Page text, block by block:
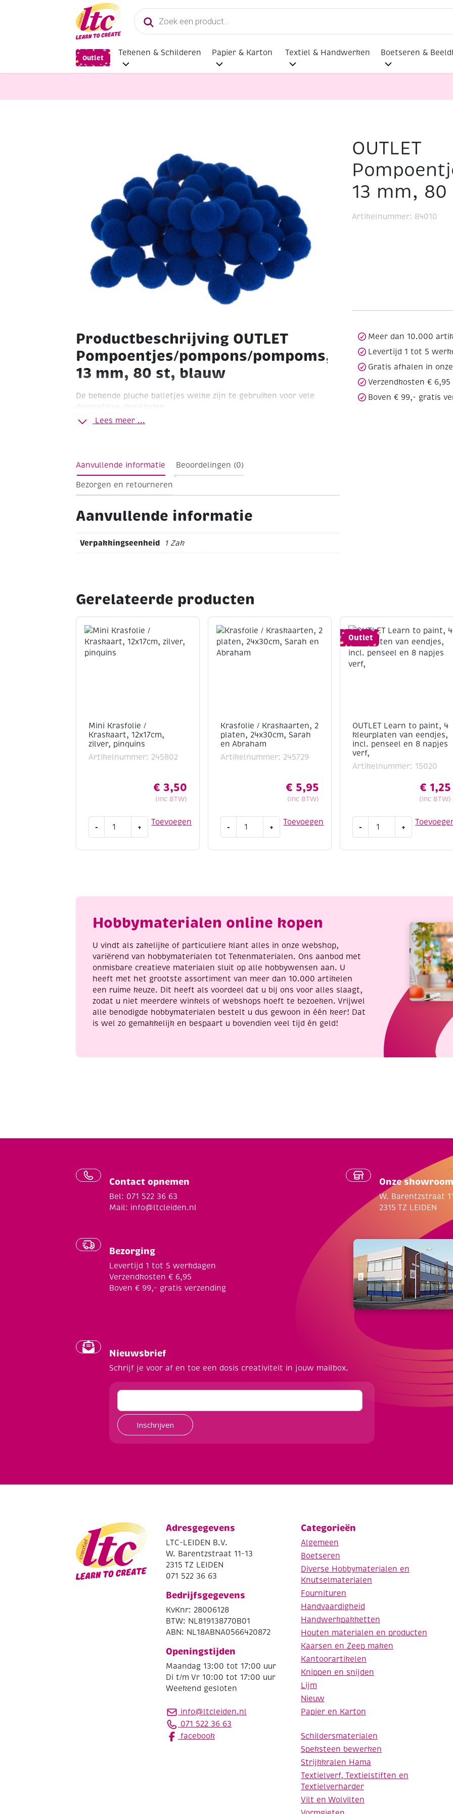
Producten
zoeken
Outlet
Tekenen & Schilderen Papier & Karton Textiel & Handwerken Boetseren &
Diverse Hobbymaterialen en Knutselmaterialen OUTLET Pompoentjes/pompons/pompoms,
Productbeschrijving OUTLET
Pompoentjes/pompons/pompoms,
13 mm, 80 st, blauw
De bekende pluche balletjes welke zijn te gebruiken voor vele
decoratieve doeleinden.
blauwFormaat Ø 13 mm
Lees meer ...
OUTLET
13 mm,
Artikelnummer: 84010
Meer dan 10.000
Levertijd 1 tot 5
Gratis afhalen in
Verzendkosten € 6,95
Boven € 99,- gratis
Aanvullende informatie Beoordelingen (0)
Bezorgen en retourneren
Aanvullende informatie
Verpakkingseenheid 1 Zak
Gerelateerde producten
Mini Krasfolie /
Kraskaart, 12x17cm,
zilver, pinquins
Artikelnummer: 245802
€ 3,50
(Inc BTW)
Toevoegen
-
Krasfolie
aantal
+
Krasfolie / Kraskaarten, 2
platen, 24x30cm, Sarah
en Abraham
Artikelnummer: 245729
€ 5,95
(Inc BTW)
Toevoegen
-
en
aantal
+
Outlet
OUTLET Learn to paint, 4
kleurplaten van eendjes,
incl. penseel en 8 napjes
verf,
Artikelnummer: 15020
€ 1,25
(Inc BTW)
-
eendjes,
napjes
+
Hobbymaterialen online kopen
U vindt als zakelijke of particuliere klant alles in onze webshop,
variërend van hobbymaterialen tot Tekenmaterialen. Ons aanbod met
onmisbare creatieve materialen sluit op alle hobbywensen aan. U
heeft met het grootste assortiment van meer dan 10.000 artikelen
een ruime keuze. Dit heeft als voordeel dat u bij ons voor alles slaagt,
zodat u niet meerdere winkels of webshops hoeft te bezoeken. Vrijwel
alle benodigde hobbymaterialen bestelt u dus gewoon in één keer! Dat
is wel zo gemakkelijk en bespaart u bovendien veel tijd én geld!
Contact opnemen
Bel: 071 522 36 63
Mail: info@ltcleiden.nl
Bezorging
Levertijd 1 tot 5 werkdagen
Verzendkosten € 6,95
Boven € 99,- gratis verzending
Onze showroom
W. Barentzstraat
2315 TZ LEIDEN
Nieuwsbrief
Schrijf je voor af en toe een dosis creativiteit in jouw mailbox.
Inschrijven
Adresgegevens
LTC-LEIDEN B.V.
W. Barentzstraat 11-13
2315 TZ LEIDEN
071 522 36 63
Bedrijfsgegevens
KvKnr: 28006128
BTW: NL819138770B01
ABN: NL18ABNA0566420872
Openingstijden
Maandag 13:00 tot 17:00 uur
Di t/m Vr 10:00 tot 17:00 uur
Weekend gesloten
info@ltcleiden.nl
071 522 36 63
facebook
Categorieën
Algemeen
Boetseren
Diverse Hobbymaterialen en
Knutselmaterialen
Fournituren
Handvaardigheid
Handwerkpakketten
Houten materialen en producten
Kaarsen en Zeep maken
Kantoorartikelen
Knippen en snijden
Lijm
Nieuw
Papier en Karton
Schildersmaterialen
Speksteen bewerken
Strijkkralen Hama
Textielverf, Textielstiften en
Textielverharder
Vilt en Wolvilten